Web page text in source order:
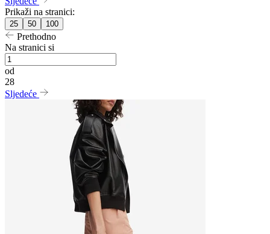
Prikaži na stranici:
25 50 100
Prethodno
Na stranici si
od
28
Sljedeće